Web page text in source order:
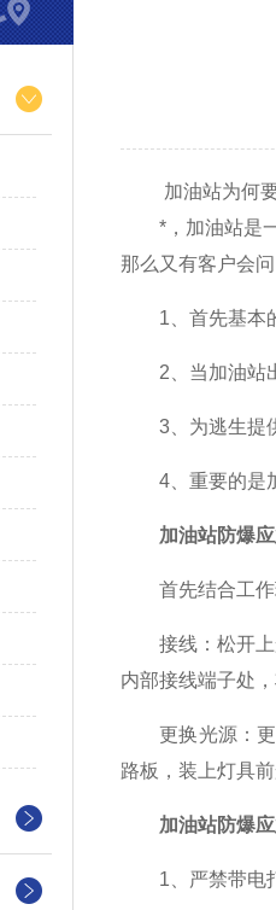
加油站为何要
*，加油站是一
那么又有客户会
1、首先基本的
2、当加油站出
3、为逃生提供
4、重要的是加
加油站防爆
首先结合工作
接线：松开上盖
内部接线端子处
更换光源：更
路板，装上灯具
加油站防爆
1、严禁带电